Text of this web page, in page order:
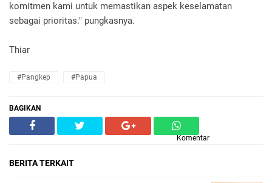
komitmen kami untuk memastikan aspek keselamatan
sebagai prioritas." pungkasnya.
Thiar
#Pangkep #Papua
BAGIKAN
Komentar
BERITA TERKAIT